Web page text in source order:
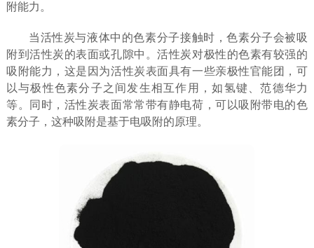
附能力。
当活性炭与液体中的色素分子接触时，色素分子会被吸
附到活性炭的表面或孔隙中。活性炭对极性的色素有较强的
吸附能力，这是因为活性炭表面具有一些亲极性官能团，可
以与极性色素分子之间发生相互作用，如氢键、范德华力
等。同时，活性炭表面常常带有静电荷，可以吸附带电的色
素分子，这种吸附是基于电吸附的原理。